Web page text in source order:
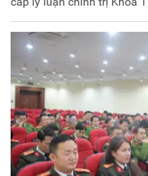
huy Công an các đơn vị,
các trường CAND phía